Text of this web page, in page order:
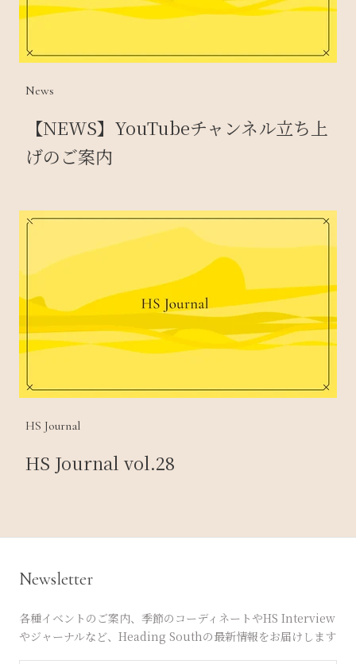
News
【NEWS】YouTubeチャンネル立ち上
げのご案内
HS Journal
HS Journal vol.28
Newsletter
各種イベントのご案内、季節のコーディネートやHS Interview
やジャーナルなど、Heading Southの最新情報をお届けします